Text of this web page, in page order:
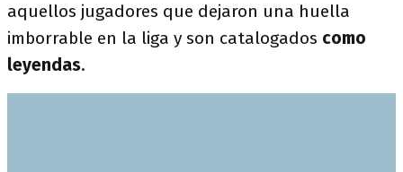
aquellos jugadores que dejaron una huella
imborrable en la liga y son catalogados como
leyendas.